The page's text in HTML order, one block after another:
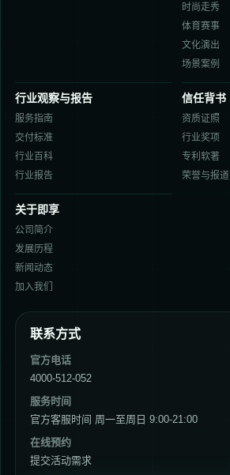
时尚走秀
体育赛事
文化演出
场景案例
行业观察与报告
服务指南
交付标准
行业百科
行业报告
信任背书
资质证照
行业奖项
专利软著
荣誉与报道
关于即享
公司简介
发展历程
新闻动态
加入我们
联系方式
官方电话
4000-512-052
服务时间
官方客服时间 周一至周日 9:00-21:00
在线预约
提交活动需求